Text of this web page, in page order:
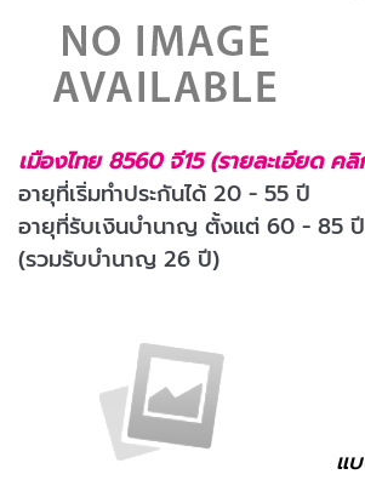
เมืองไทย 8560 จี15 (รายละเอียด ค
อายุที่เริ่มทำประกันได้ 20 - 55 ปี
อายุที่รับเงินบำนาญ ตั้งแต่ 60 - 85 ปี
(รวมรับบำนาญ 26 ปี)
แ